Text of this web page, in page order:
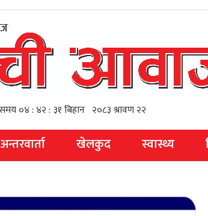
अन्तरवार्ता खेलकुद स्वास्थ्य